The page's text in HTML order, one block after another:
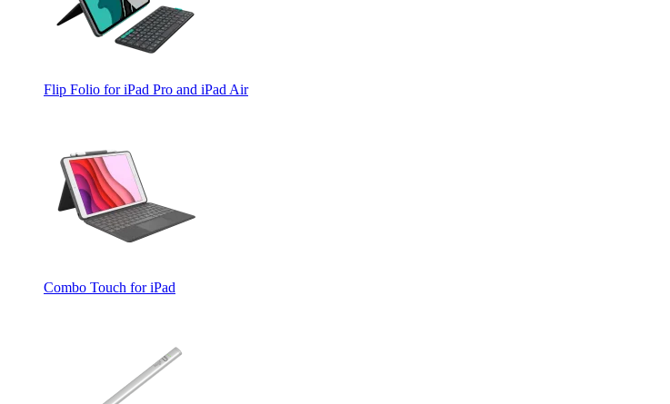
Flip Folio for iPad Pro and iPad Air
Combo Touch for iPad